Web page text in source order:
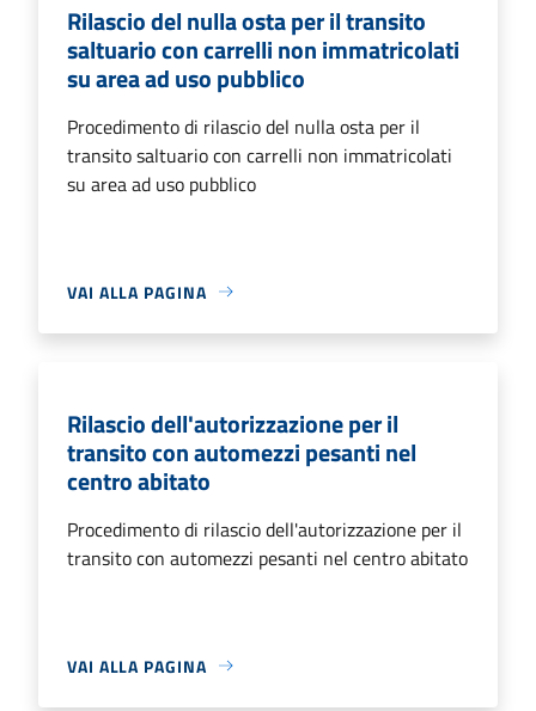
Rilascio del nulla osta per il transito
saltuario con carrelli non immatricolati
su area ad uso pubblico
Procedimento di rilascio del nulla osta per il
transito saltuario con carrelli non immatricolati
su area ad uso pubblico
VAI ALLA PAGINA
Rilascio dell'autorizzazione per il
transito con automezzi pesanti nel
centro abitato
Procedimento di rilascio dell'autorizzazione per il
transito con automezzi pesanti nel centro abitato
VAI ALLA PAGINA